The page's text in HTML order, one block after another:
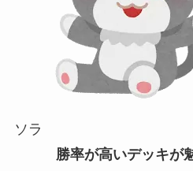
ソラ
勝率が高いデッキが